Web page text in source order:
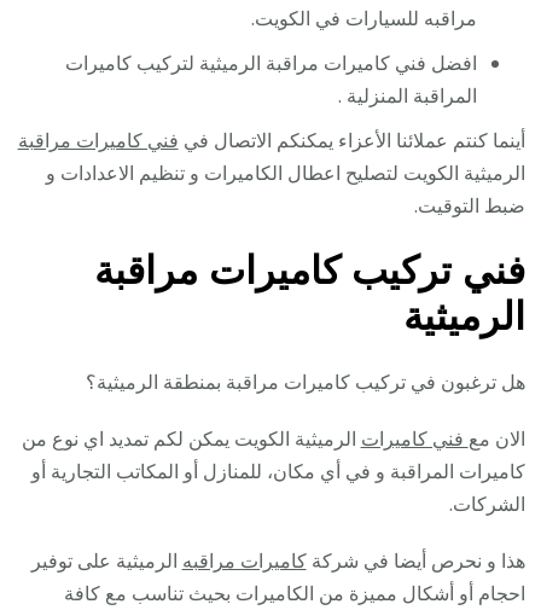
مراقبه للسيارات في الكويت.
افضل فني كاميرات مراقبة الرميثية لتركيب كاميرات
المراقبة المنزلية .
أينما كنتم عملائنا الأعزاء يمكنكم الاتصال في فني كاميرات مراقبة
الرميثية الكويت لتصليح اعطال الكاميرات و تنظيم الاعدادات و
ضبط التوقيت.
فني تركيب كاميرات مراقبة
الرميثية
هل ترغبون في تركيب كاميرات مراقبة بمنطقة الرميثية؟
الان مع فني كاميرات الرميثية الكويت يمكن لكم تمديد اي نوع من
كاميرات المراقبة و في أي مكان، للمنازل أو المكاتب التجارية أو
الشركات.
هذا و نحرص أيضا في شركةكاميرات مراقبه الرميثية على توفير
احجام أو أشكال مميزة من الكاميرات بحيث تناسب مع كافة